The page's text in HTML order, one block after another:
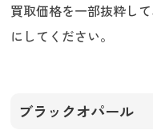
買取価格を一部抜粋し
にしてください。
ブラックオパール